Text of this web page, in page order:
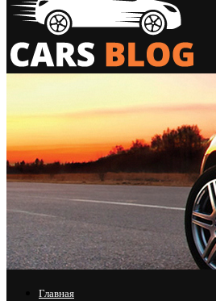
Главная